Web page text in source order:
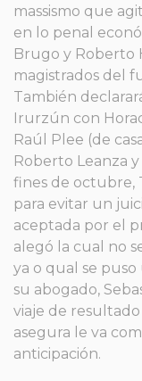
massismo que
en lo penal
Brugo y Roberto
magistrados del
También
Irurzún con
Raúl Plee (de
Roberto Leanza
fines de octubre,
para evitar un
aceptada por el
alegó la cual no
ya o qual se
su abogado,
viaje de
asegura le va
anticipación.